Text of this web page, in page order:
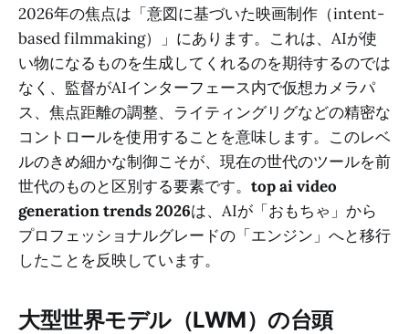
2026年の焦点は「意図に基づいた映画制作（intent-
based filmmaking）」にあります。これは、AIが使
い物になるものを生成してくれるのを期待するのでは
なく、監督がAIインターフェース内で仮想カメラパ
ス、焦点距離の調整、ライティングリグなどの精密な
コントロールを使用することを意味します。このレベ
ルのきめ細かな制御こそが、現在の世代のツールを前
世代のものと区別する要素です。 top ai video
generation trends 2026は、AIが「おもちゃ」から
プロフェッショナルグレードの「エンジン」へと移行
したことを反映しています。
大型世界モデル（LWM）の台頭